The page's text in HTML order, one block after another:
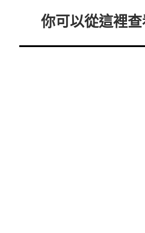
你可以從這裡